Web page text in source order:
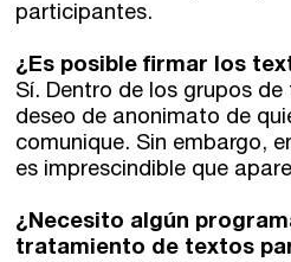
participantes.
¿Es posible firmar los
Sí. Dentro de los grupos
deseo de anonimato de
comunique. Sin embargo,
es imprescindible que
¿Necesito algún
tratamiento de textos